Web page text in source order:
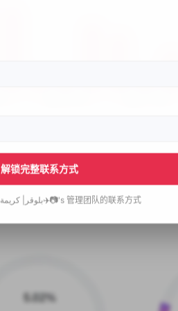
解锁完整联系方式
بلوقر| كريمة الحربي✈️📷's 管理团队的联系方式